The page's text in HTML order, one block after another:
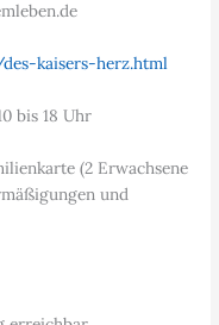
kaisers-herz.html
bis 18 Uhr
(2 Erwachsene
und